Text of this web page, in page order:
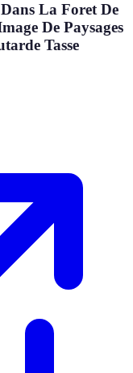
La Foret De
De Paysages
Tasse